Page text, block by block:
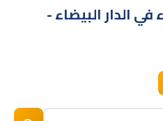
في الدار البيضاء -